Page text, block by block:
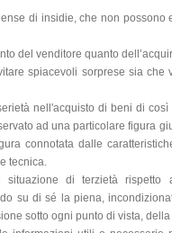
di insidie, che non possono
del venditore quanto
spiacevoli sorprese sia che
nell'acquisto di beni di così
ad una particolare figura
connotata dalle
tecnica.
di terzietà rispetto
su di sé la piena,
sotto ogni punto di vista,